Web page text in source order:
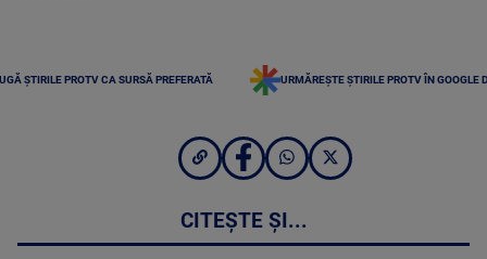
ȘTIRILE PROTV CA SURSĂ PREFERATĂ URMĂREȘTE ȘTIRILE PROTV ÎN GOOGLE
CITEȘTE ȘI...